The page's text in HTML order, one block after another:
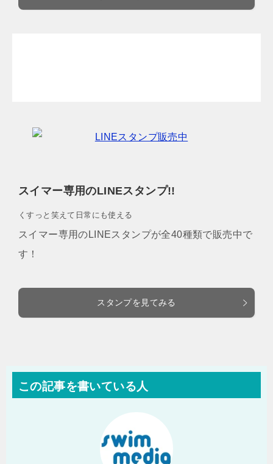
スイマー専用のLINEスタンプ!!
くすっと笑えて日常にも使える
スイマー専用のLINEスタンプが全40種類で販売中で
す！
スタンプを見てみる
この記事を書いている人